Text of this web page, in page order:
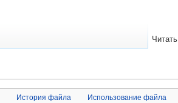
История файла Использование файла
Читать